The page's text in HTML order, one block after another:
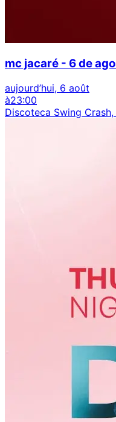
mc jacaré - 6 de
aujourd’hui, 6 août
à23:00
Discoteca Swing